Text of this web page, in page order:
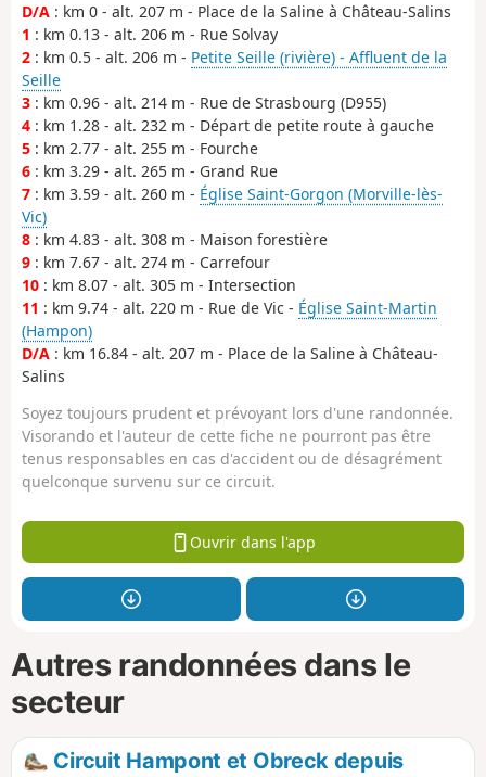
D/A : km 0 - alt. 207 m - Place de la Saline à Château-Salins
1 : km 0.13 - alt. 206 m - Rue Solvay
2 : km 0.5 - alt. 206 m - Petite Seille (rivière) - Affluent de la
Seille
3 : km 0.96 - alt. 214 m - Rue de Strasbourg (D955)
4 : km 1.28 - alt. 232 m - Départ de petite route à gauche
5 : km 2.77 - alt. 255 m - Fourche
6 : km 3.29 - alt. 265 m - Grand Rue
7 : km 3.59 - alt. 260 m - Église Saint-Gorgon (Morville-lès-
Vic)
8 : km 4.83 - alt. 308 m - Maison forestière
9 : km 7.67 - alt. 274 m - Carrefour
10 : km 8.07 - alt. 305 m - Intersection
11 : km 9.74 - alt. 220 m - Rue de Vic - Église Saint-Martin
(Hampon)
D/A : km 16.84 - alt. 207 m - Place de la Saline à Château-
Salins
Soyez toujours prudent et prévoyant lors d'une randonnée.
Visorando et l'auteur de cette fiche ne pourront pas être
tenus responsables en cas d'accident ou de désagrément
quelconque survenu sur ce circuit.
Ouvrir dans l'app
Autres randonnées dans le
secteur
Circuit Hampont et Obreck depuis